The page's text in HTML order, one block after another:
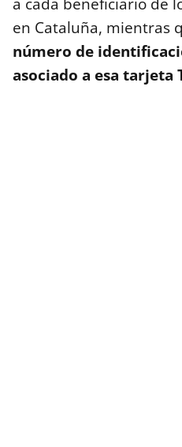
en Cataluña, mientras
número de
asociado a esa tarjeta